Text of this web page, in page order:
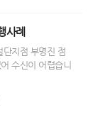
사례
지점 부명진 점
수신이 어렵습니